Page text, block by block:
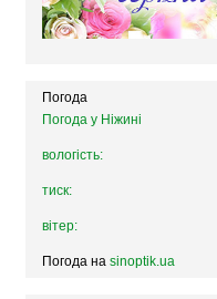
Погода
Погода у Ніжині
вологість:
тиск:
вітер:
Погода на sinoptik.ua